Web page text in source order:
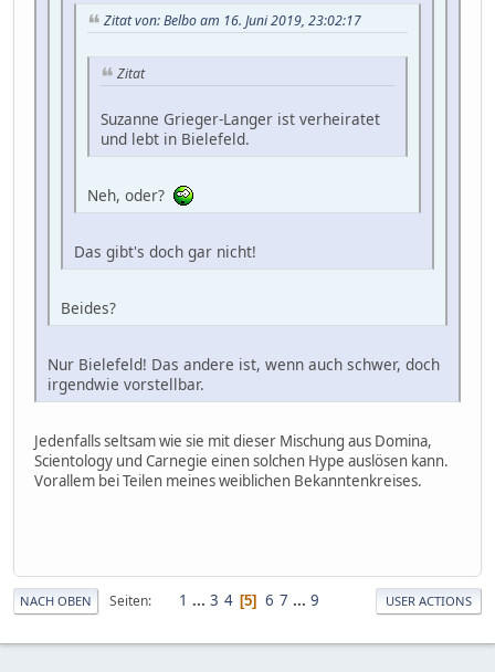
Zitat von: Belbo am 16. Juni 2019, 23:02:17
Zitat
Suzanne Grieger-Langer ist verheiratet
und lebt in Bielefeld.
Neh, oder?
Das gibt's doch gar nicht!
Beides?
Nur Bielefeld! Das andere ist, wenn auch schwer, doch
irgendwie vorstellbar.
Jedenfalls seltsam wie sie mit dieser Mischung aus Domina,
Scientology und Carnegie einen solchen Hype auslösen kann.
Vorallem bei Teilen meines weiblichen Bekanntenkreises.
NACH OBEN Seiten 1 ... 3 4 5 6 7 ... 9 USER ACTIONS